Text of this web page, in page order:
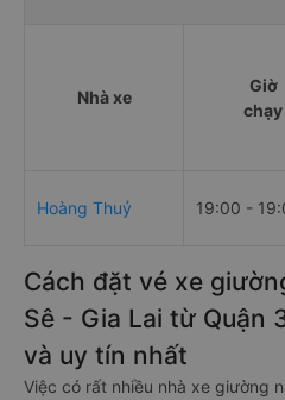
Nhà xe
Giờ
chạy
Hoàng Thuỷ 19:00 -
Cách đặt vé xe
Sê - Gia Lai từ Quận
và uy tín nhất
Việc có rất nhiều nhà xe giường